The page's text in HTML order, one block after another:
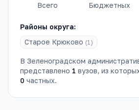
Всего Бюджетных
Районы округа:
Старое Крюково (1)
В Зеленоградском
представлено 1 вузов, из
0 частных.